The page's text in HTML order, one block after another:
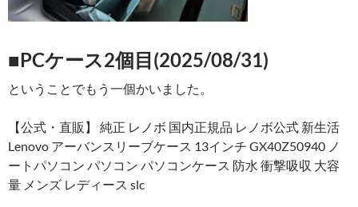
■PCケース2個目(2025/08/31)
ということでもう一個かいました。
【公式・直販】 純正 レノボ 国内正規品 レノボ公式 新生活
Lenovo アーバンスリーブケース 13インチ GX40Z50940 ノ
ートパソコン パソコン パソコンケース 防水 衝撃吸収 大容
量 メンズ レディース slc